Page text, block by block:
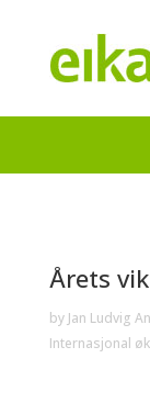
Årets
by Jan Ludvig
Internasjonal